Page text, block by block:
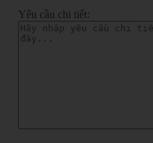
Yêu cầu chi tiết: